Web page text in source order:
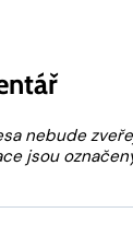
nebude
jsou